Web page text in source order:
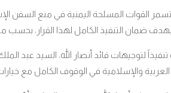
القوات المسلحة اليمنية في منع السفن
بهدف ضمان التنفيذ الكامل لهذا القرار، بحسب
لتوجيهات قائد أنصار الله، السيد عبد
العربية والإسلامية في الوقوف الكامل مع